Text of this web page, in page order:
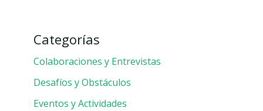
Categorías
Colaboraciones y Entrevistas
Desafíos y Obstáculos
Eventos y Actividades